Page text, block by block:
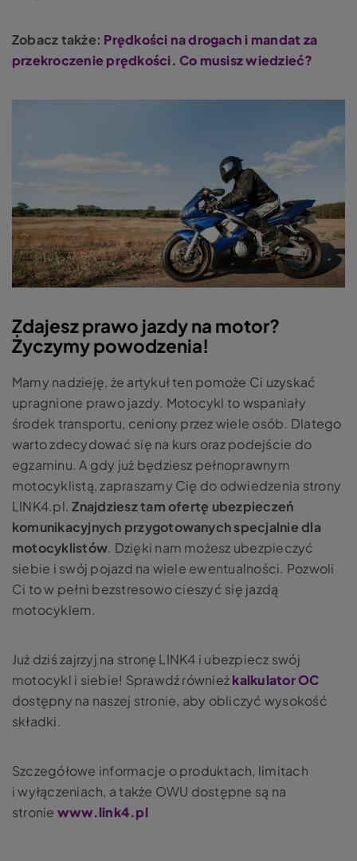
Zobacz także: Prędkości na drogach i mandat za
przekroczenie prędkości. Co musisz wiedzieć?
Zdajesz prawo jazdy na motor?
Życzymy powodzenia!
Mamy nadzieję, że artykuł ten pomoże Ci uzyskać
upragnione prawo jazdy. Motocykl to wspaniały
środek transportu, ceniony przez wiele osób. Dlatego
warto zdecydować się na kurs oraz podejście do
egzaminu. A gdy już będziesz pełnoprawnym
motocyklistą, zapraszamy Cię do odwiedzenia strony
LINK4.pl.Znajdziesz tam ofertę ubezpieczeń
komunikacyjnych przygotowanych specjalnie dla
motocyklistów. Dzięki nam możesz ubezpieczyć
siebie i swój pojazd na wiele ewentualności. Pozwoli
Ci to w pełni bezstresowo cieszyć się jazdą
motocyklem.
Już dziś zajrzyj na stronę LINK4 i ubezpiecz swój
motocykl i siebie! Sprawdź równieżkalkulator OC
dostępny na naszej stronie, aby obliczyć wysokość
składki.
Szczegółowe informacje o produktach, limitach
i wyłączeniach, a także OWU dostępne są na
stronie www.link4.pl